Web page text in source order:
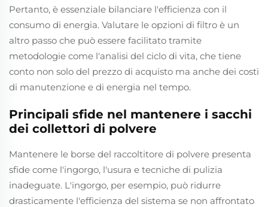
Pertanto, è essenziale bilanciare l'efficienza con il
consumo di energia. Valutare le opzioni di filtro è un
altro passo che può essere facilitato tramite
metodologie come l'analisi del ciclo di vita, che tiene
conto non solo del prezzo di acquisto ma anche dei costi
di manutenzione e di energia nel tempo.
Principali sfide nel mantenere i sacchi
dei collettori di polvere
Mantenere le borse del raccoltitore di polvere presenta
sfide come l'ingorgo, l'usura e tecniche di pulizia
inadeguate. L'ingorgo, per esempio, può ridurre
drasticamente l'efficienza del sistema se non affrontato